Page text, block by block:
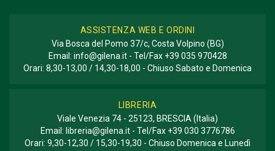
ASSISTENZA WEB E ORDINI
Via Bosca del Pomo 37/c, Costa Volpino (BG)
Email: info@gilena.it- Tel/Fax +39 035 970428
Orari: 8,30-13,00 / 14,30-18,00 - Chiuso Sabato e Domenica
LIBRERIA
Viale Venezia 74 - 25123, BRESCIA (Italia)
Email: libreria@gilena.it- Tel/Fax +39 030 3776786
Orari: 9,30-12,30 / 15,30-19,30 - Chiuso Domenica e Lunedì